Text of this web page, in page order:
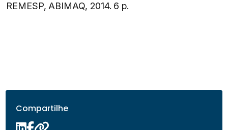
REMESP, ABIMAQ, 2014. 6 p.
Compartilhe